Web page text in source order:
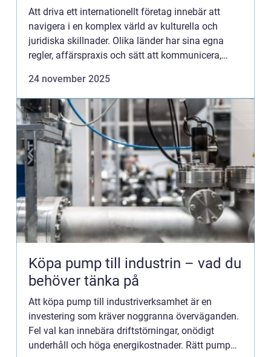
Att driva ett internationellt företag innebär att
navigera i en komplex värld av kulturella och
juridiska skillnader. Olika länder har sina egna
regler, affärspraxis och sätt att kommunicera,
24 november 2025
Köpa pump till industrin – vad du
behöver tänka på
Att köpa pump till industriverksamhet är en
investering som kräver noggranna överväganden.
Fel val kan innebära driftstörningar, onödigt
underhåll och höga energikostnader. Rätt pump